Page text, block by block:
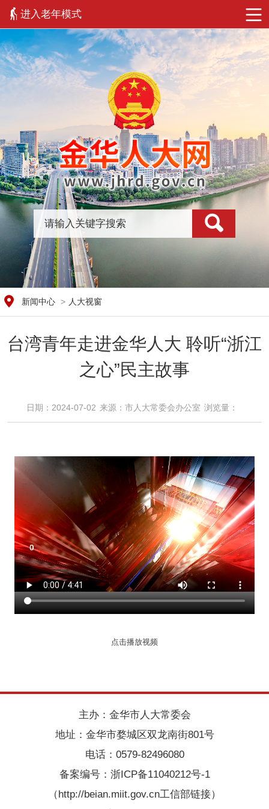
进入老年模式
新闻中心 > 人大视窗
台湾青年走进金华人大 聆听“浙江
之心”民主故事
日期：2024-07-02 来源：​市人大常委会办公室 浏览量：​
点击播放视频
主办：金华市人大常委会
地址：金华市婺城区双龙南街801号
电话：0579-82496080
备案编号： 浙ICP备11040212号-1
（http://beian.miit.gov.cn工信部链接）